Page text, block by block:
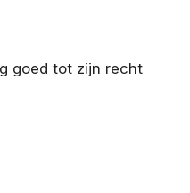
goed tot zijn recht